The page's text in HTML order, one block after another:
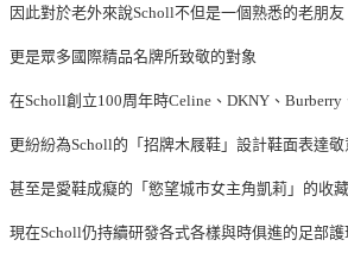
因此對於老外來說Scholl不但是一個熟悉的老朋友
更是眾多國際精品名牌所致敬的對象
在Scholl創立100周年時Celine、DKNY、
更紛紛為Scholl的「招牌木屐鞋」設計鞋面表達敬
甚至是愛鞋成癡的「慾望城市女主角凱莉」的收
現在Scholl仍持續研發各式各樣與時俱進的足部護